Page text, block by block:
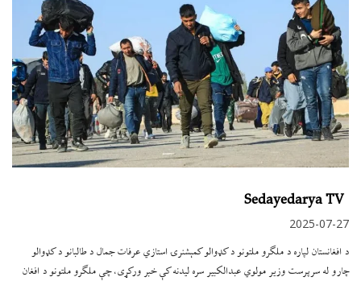
Sedayedarya TV
2025-07-27
د افغانستان لپاره د ملګرو ملتونو د کډوالو کمېشنرۍ استازي عرفات جمال د طالبانو د کډوالو
چارو له سرپرست وزیر مولوي عبدالکبیر سره لیدنه کې خبر ورکړی، چې ملګرو ملتونو د افغان